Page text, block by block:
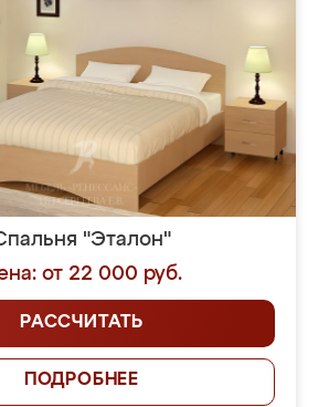
"Эталон"
от 22 000 руб.
РАССЧИТАТЬ
ПОДРОБНЕЕ